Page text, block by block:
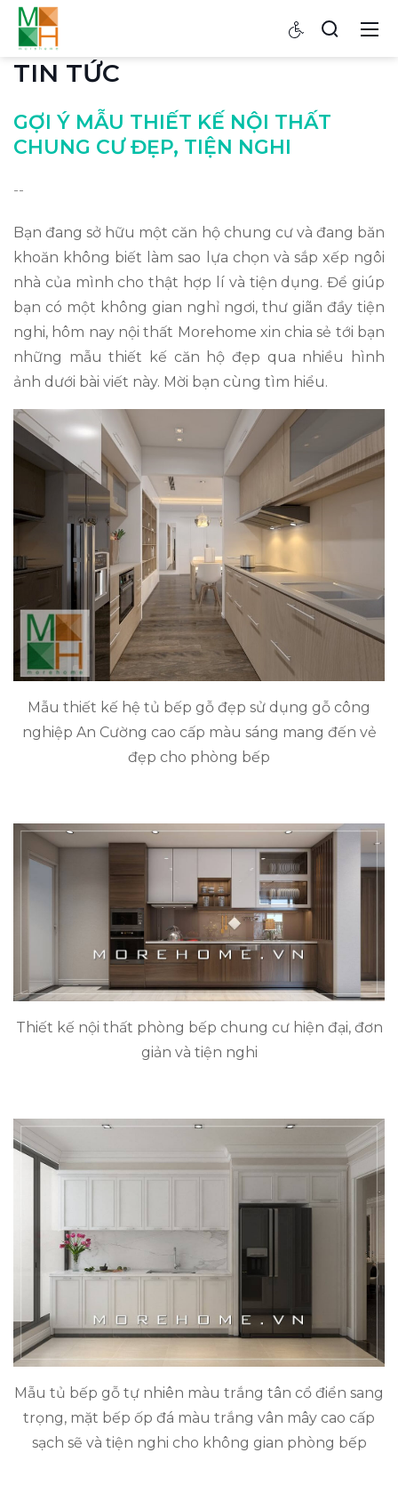
TIN TỨC
GỢI Ý MẪU THIẾT KẾ NỘI THẤT
CHUNG CƯ ĐẸP, TIỆN NGHI
--
Bạn đang sở hữu một căn hộ chung cư và đang băn
khoăn không biết làm sao lựa chọn và sắp xếp ngôi
nhà của mình cho thật hợp lí và tiện dụng. Để giúp
bạn có một không gian nghỉ ngơi, thư giãn đầy tiện
nghi, hôm nay nội thất Morehome xin chia sẻ tới bạn
những mẫu thiết kế căn hộ đẹp qua nhiều hình
ảnh dưới bài viết này. Mời bạn cùng tìm hiểu.
Mẫu thiết kế hệ tủ bếp gỗ đẹp sử dụng gỗ công
nghiệp An Cường cao cấp màu sáng mang đến vẻ
đẹp cho phòng bếp
Thiết kế nội thất phòng bếp chung cư hiện đại, đơn
giản và tiện nghi
Mẫu tủ bếp gỗ tự nhiên màu trắng tân cổ điển sang
trọng, mặt bếp ốp đá màu trắng vân mây cao cấp
sạch sẽ và tiện nghi cho không gian phòng bếp